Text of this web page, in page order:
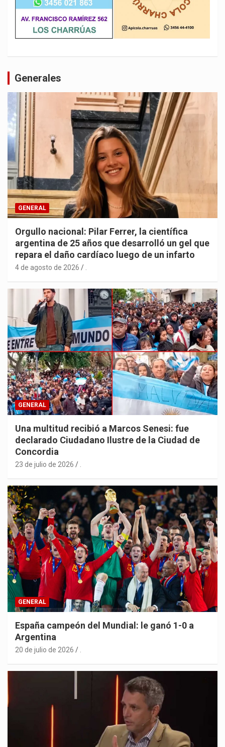
Generales
GENERAL
Orgullo nacional: Pilar Ferrer, la científica
argentina de 25 años que desarrolló un gel que
repara el daño cardíaco luego de un infarto
4 de agosto de 2026 .
GENERAL
Una multitud recibió a Marcos Senesi: fue
declarado Ciudadano Ilustre de la Ciudad de
Concordia
23 de julio de 2026 .
GENERAL
España campeón del Mundial: le ganó 1-0 a
Argentina
20 de julio de 2026